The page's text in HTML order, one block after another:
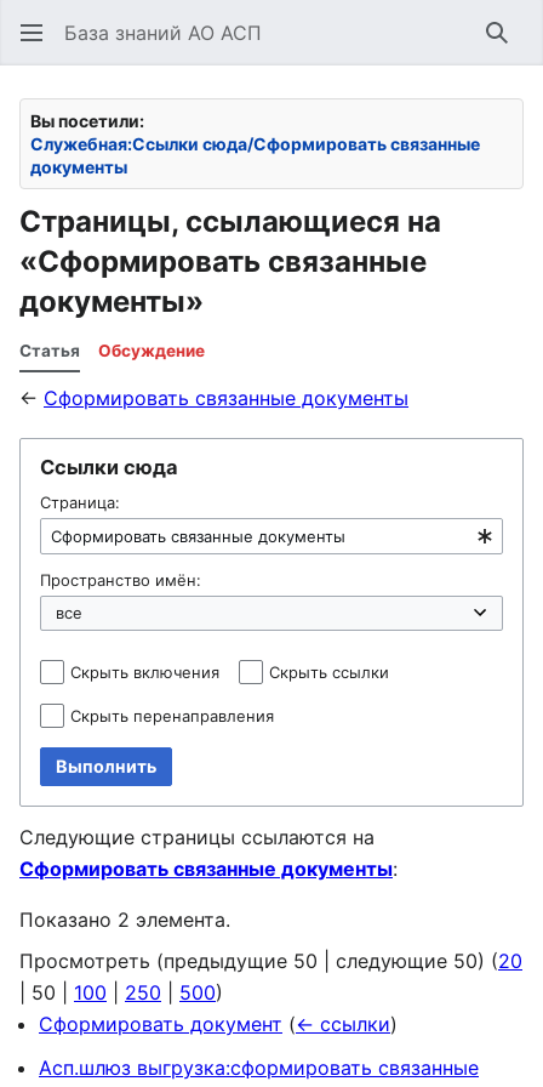
База знаний АО АСП
Вы посетили:
Служебная:Ссылки сюда/Сформировать связанные
документы
Страницы, ссылающиеся на
«Сформировать связанные
документы»
Статья Обсуждение
← Сформировать связанные документы
Ссылки сюда
Страница:
Пространство имён:
Скрыть включения Скрыть ссылки
Скрыть перенаправления
Выполнить
Следующие страницы ссылаются на
Сформировать связанные документы:
Показано 2 элемента.
Просмотреть (предыдущие 50 следующие 50) (20
50 100 250 500)
Сформировать документ (← ссылки)
Асп.шлюз выгрузка:сформировать связанные